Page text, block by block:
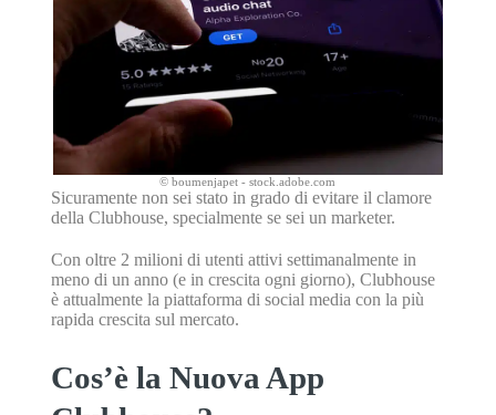
© boumenjapet - stock.adobe.com
Sicuramente non sei stato in grado di evitare il clamore
della Clubhouse, specialmente se sei un marketer.
Con oltre 2 milioni di utenti attivi settimanalmente in
meno di un anno (e in crescita ogni giorno), Clubhouse
è attualmente la piattaforma di social media con la più
rapida crescita sul mercato.
Cos’è la Nuova App